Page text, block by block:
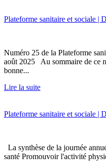
Plateforme sanitaire et sociale |
Numéro 25 de la Plateforme
août 2025 Au sommaire de
bonne...
Lire la suite
Plateforme sanitaire et sociale |
La synthèse de la journée
santé Promouvoir l'activité